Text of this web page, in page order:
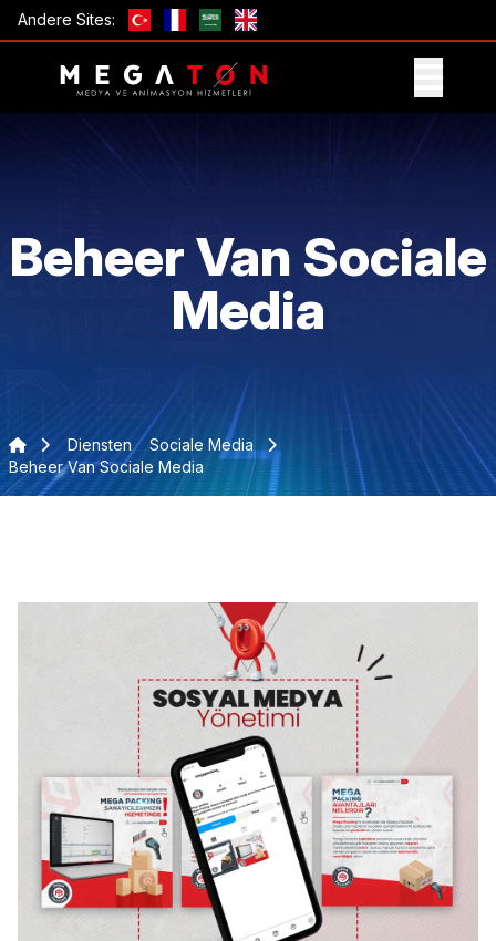
Andere Sites:
Beheer Van Sociale
Media
Diensten
Sociale Media
Beheer Van Sociale Media